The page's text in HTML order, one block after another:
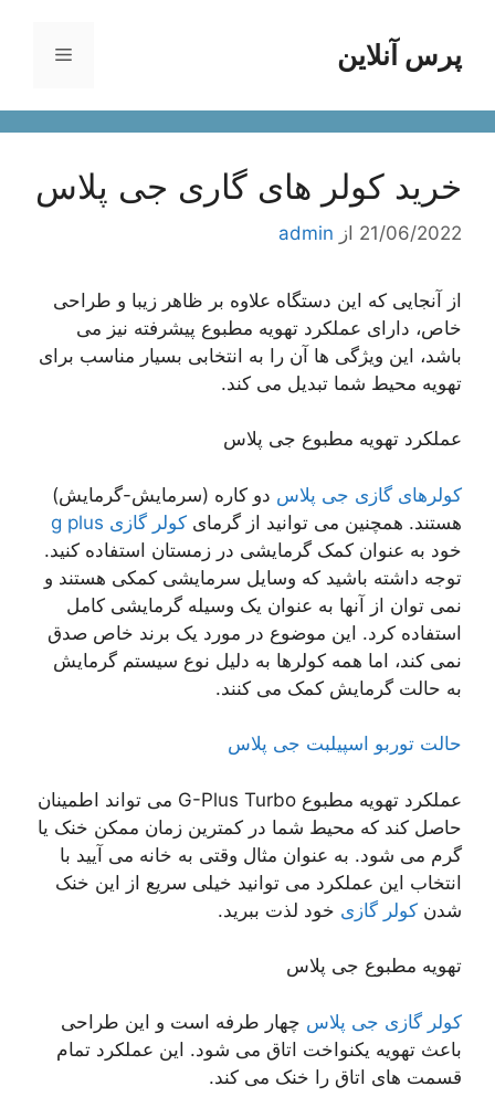
محتواپرس آنلاین فهرست
خرید کولر های گاری جی پلاس
21/06/2022 از admin
از آنجایی که این دستگاه علاوه بر ظاهر زیبا و طراحی
خاص، دارای عملکرد تهویه مطبوع پیشرفته نیز می
باشد، این ویژگی ها آن را به انتخابی بسیار مناسب برای
تهویه محیط شما تبدیل می کند.
عملکرد تهویه مطبوع جی پلاس
کولرهای گازی جی پلاس دو کاره (سرمایش-گرمایش)
هستند. همچنین می توانید از گرمای کولر گازی g plus
خود به عنوان کمک گرمایشی در زمستان استفاده کنید.
توجه داشته باشید که وسایل سرمایشی کمکی هستند و
نمی توان از آنها به عنوان یک وسیله گرمایشی کامل
استفاده کرد. این موضوع در مورد یک برند خاص صدق
نمی کند، اما همه کولرها به دلیل نوع سیستم گرمایش
به حالت گرمایش کمک می کنند.
حالت توربو اسپیلبت جی پلاس
عملکرد تهویه مطبوع G-Plus Turbo می تواند اطمینان
حاصل کند که محیط شما در کمترین زمان ممکن خنک یا
گرم می شود. به عنوان مثال وقتی به خانه می آیید با
انتخاب این عملکرد می توانید خیلی سریع از این خنک
شدن کولر گازی خود لذت ببرید.
تهویه مطبوع جی پلاس
کولر گازی جی پلاس چهار طرفه است و این طراحی
باعث تهویه یکنواخت اتاق می شود. این عملکرد تمام
قسمت های اتاق را خنک می کند.